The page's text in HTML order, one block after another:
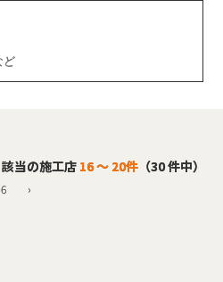
該当の施工店 16 ～ 20件 （30 件中）
6 ›